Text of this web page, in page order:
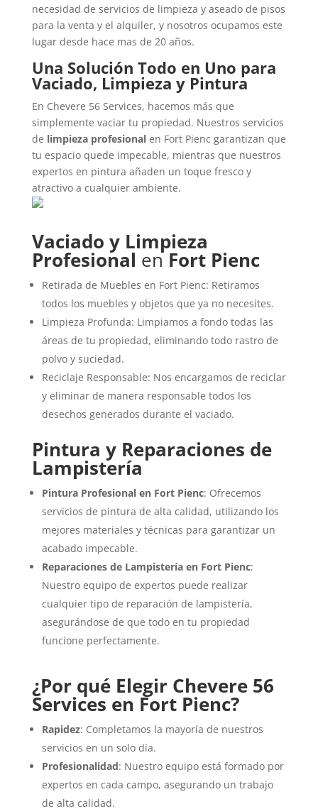
necesidad de servicios de limpieza y aseado de pisos
para la venta y el alquiler, y nosotros ocupamos este
lugar desde hace mas de 20 años.
Una Solución Todo en Uno para
Vaciado, Limpieza y Pintura
En Chevere 56 Services, hacemos más que
simplemente vaciar tu propiedad. Nuestros servicios
de limpieza profesionalen Fort Pienc garantizan que
tu espacio quede impecable, mientras que nuestros
expertos en pintura añaden un toque fresco y
atractivo a cualquier ambiente.
Vaciado y Limpieza
Profesional en Fort Pienc
Retirada de Muebles en Fort Pienc: Retiramos
todos los muebles y objetos que ya no necesites.
Limpieza Profunda: Limpiamos a fondo todas las
áreas de tu propiedad, eliminando todo rastro de
polvo y suciedad.
Reciclaje Responsable: Nos encargamos de reciclar
y eliminar de manera responsable todos los
desechos generados durante el vaciado.
Pintura y Reparaciones de
Lampistería
Pintura Profesional en Fort Pienc: Ofrecemos
servicios de pintura de alta calidad, utilizando los
mejores materiales y técnicas para garantizar un
acabado impecable.
Reparaciones de Lampistería en Fort Pienc:
Nuestro equipo de expertos puede realizar
cualquier tipo de reparación de lampistería,
asegurándose de que todo en tu propiedad
funcione perfectamente.
¿Por qué Elegir Chevere 56
Services en Fort Pienc?
Rapidez: Completamos la mayoría de nuestros
servicios en un solo día.
Profesionalidad: Nuestro equipo está formado por
expertos en cada campo, asegurando un trabajo
de alta calidad.